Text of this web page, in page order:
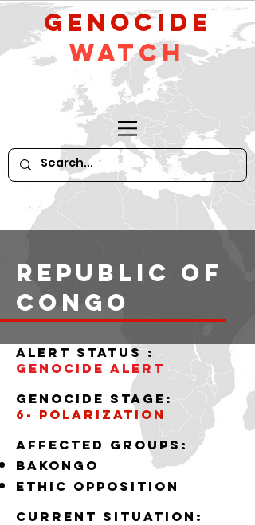
GeNocide
Watch
Republic of
Congo
alert status :
Genocide alert
Genocide stage:
6- polarization
Affected groups:
bakongo
ethic opposition
Current situation: